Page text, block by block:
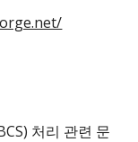
처리 관련 문